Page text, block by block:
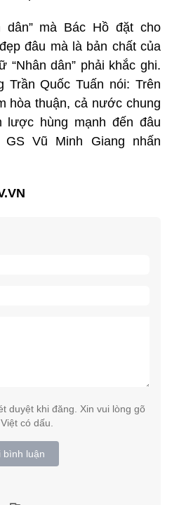
dân” mà Bác Hồ đặt cho
đâu mà là bản chất của
“Nhân dân” phải khắc ghi.
Quốc Tuấn nói: Trên
hòa thuận, cả nước chung
lược hùng mạnh đến đâu
Vũ Minh Giang nhấn
duyệt khi đăng. Xin vui lòng gõ
có dấu.
bình luận